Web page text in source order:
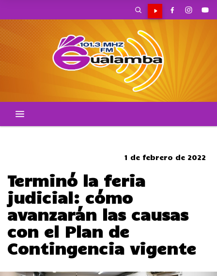
1 de febrero de 2022
Terminó la feria
judicial: cómo
avanzarán las causas
con el Plan de
Contingencia vigente